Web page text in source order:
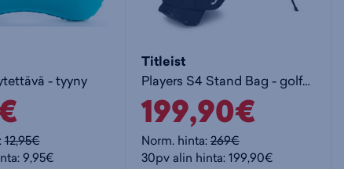
- tyyny
12,95€
9,95€
Titleist
Players S4 Stand Bag - golfbägi
199,90€
Norm. hinta:269€
30pv alin hinta: 199,90€